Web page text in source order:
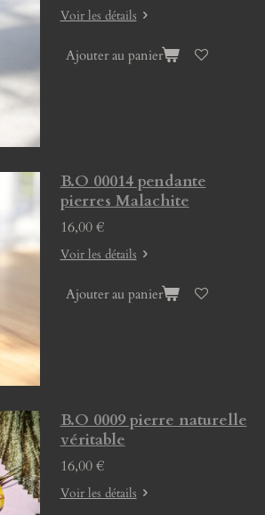
Voir les détails
Ajouter au panier
B.O 00014 pendante
pierres Malachite
16,00 €
Voir les détails
Ajouter au panier
B.O 0009 pierre naturelle
véritable
16,00 €
Voir les détails